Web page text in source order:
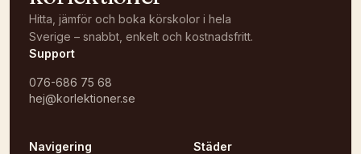
Hitta, jämför och boka körskolor i hela
Sverige – snabbt, enkelt och kostnadsfritt.
Support
076-686 75 68
hej@korlektioner.se
Navigering Städer